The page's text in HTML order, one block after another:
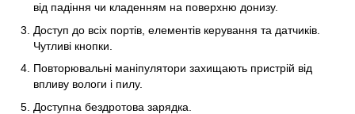
від падіння чи кладенням на поверхню донизу.
Доступ до всіх портів, елементів керування та датчиків.
Чутливі кнопки.
Повторювальні маніпулятори захищають пристрій від
впливу вологи і пилу.
Доступна бездротова зарядка.